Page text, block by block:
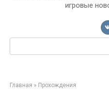
игровые
Поиск:
Главная » Прохождения